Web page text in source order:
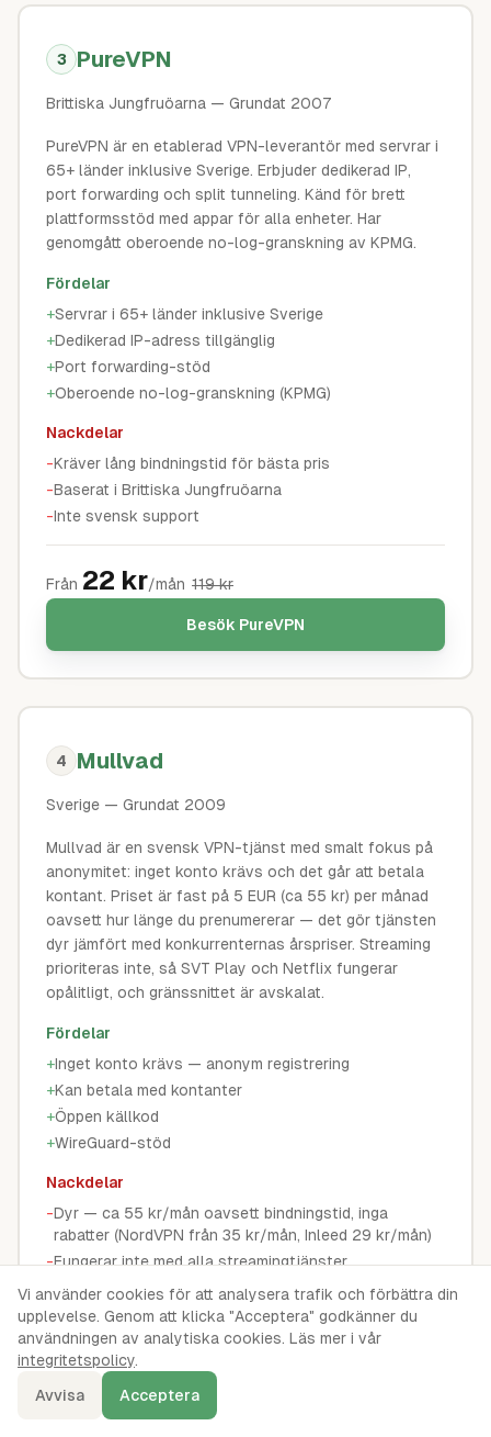
3 PureVPN
Brittiska Jungfruöarna — Grundat 2007
PureVPN är en etablerad VPN-leverantör med servrar i
65+ länder inklusive Sverige. Erbjuder dedikerad IP,
port forwarding och split tunneling. Känd för brett
plattformsstöd med appar för alla enheter. Har
genomgått oberoende no-log-granskning av KPMG.
Fördelar
+Servrar i 65+ länder inklusive Sverige
+Dedikerad IP-adress tillgänglig
+Port forwarding-stöd
+Oberoende no-log-granskning (KPMG)
Nackdelar
-Kräver lång bindningstid för bästa pris
-Baserat i Brittiska Jungfruöarna
-Inte svensk support
Från 22 kr/mån 119kr
Besök PureVPN
4 Mullvad
Sverige — Grundat 2009
Mullvad är en svensk VPN-tjänst med smalt fokus på
anonymitet: inget konto krävs och det går att betala
kontant. Priset är fast på 5 EUR (ca 55 kr) per månad
oavsett hur länge du prenumererar — det gör tjänsten
dyr jämfört med konkurrenternas årspriser. Streaming
prioriteras inte, så SVT Play och Netflix fungerar
opålitligt, och gränssnittet är avskalat.
Fördelar
+Inget konto krävs — anonym registrering
+Kan betala med kontanter
+Öppen källkod
+WireGuard-stöd
Nackdelar
-Dyr — ca 55 kr/mån oavsett bindningstid, inga
rabatter (NordVPN från 35 kr/mån, Inleed 29 kr/mån)
-Fungerar inte med alla streamingtjänster
-Spartan gränssnitt utan extrafunktioner
Från55kr
Besök
Vi använder cookies för att analysera trafik och förbättra din
upplevelse. Genom att klicka "Acceptera" godkänner du
användningen av analytiska cookies. Läs mer i vår
integritetspolicy.
Avvisa
Acceptera